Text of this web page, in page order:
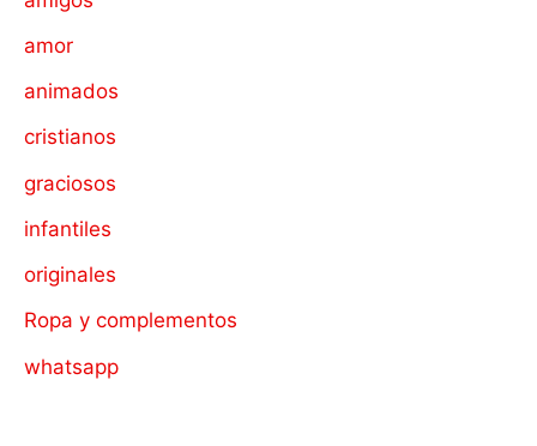
r
:
amor
animados
cristianos
graciosos
infantiles
originales
Ropa y complementos
whatsapp